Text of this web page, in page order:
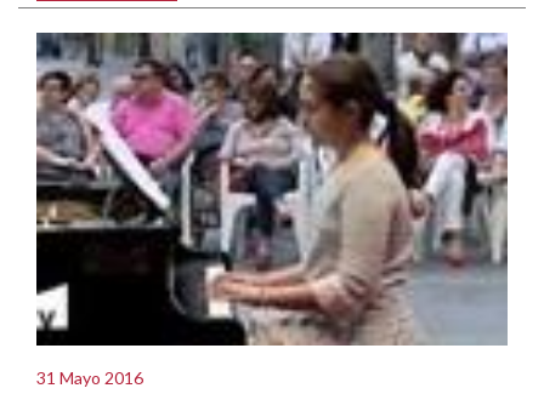
31 Mayo 2016